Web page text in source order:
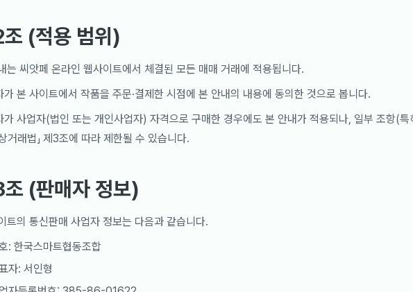
(적용 범위)
는 씨앗페 온라인 웹사이트에서 체결된 모든 매매 거래에 적용됩니다.
가 본 사이트에서 작품을 주문·결제한 시점에 본 안내의 내용에 동의한 것으로 봅니다.
가 사업자(법인 또는 개인사업자) 자격으로 구매한 경우에도 본 안내가 적용되나, 일부 조항(
상거래법」 제3조에 따라 제한될 수 있습니다.
(판매자 정보)
트의 통신판매 사업자 정보는 다음과 같습니다.
: 한국스마트협동조합
자: 서인형